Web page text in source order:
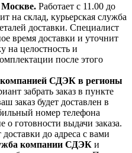
Москве. Работает с 11.00 до
на склад, курьерская служба
доставки. Специалист
время доставки и уточнит
на целостность и
после этого
компанией СДЭК в регионы
забрать заказ в пункте
заказ будет доставлен в
номер телефона
о готовности выдачи заказа.
до адреса с вами
компании СДЭК и